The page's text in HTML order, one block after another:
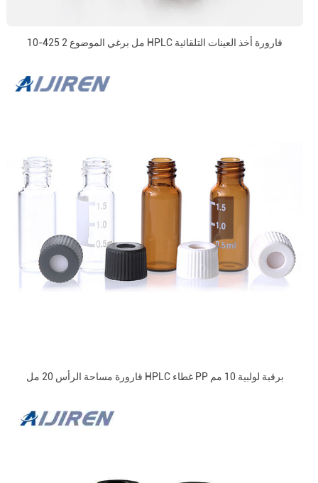
10-425 2 مل برغي الموضوع HPLC قارورة أخذ العينات التلقائية
قارورة مساحة الرأس 20 مل HPLC غطاء PP برقبة لولبية 10 مم